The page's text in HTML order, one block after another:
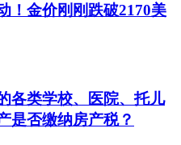
！金价刚刚跌破2170美
各类学校、医院、托儿
是否缴纳房产税？